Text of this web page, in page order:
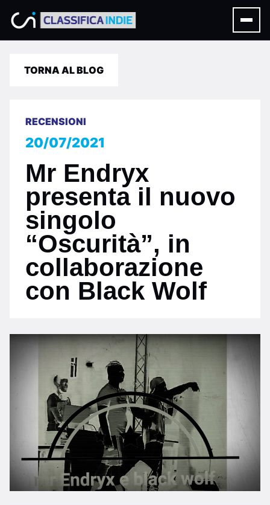
TORNA AL BLOG
RECENSIONI
20/07/2021
Mr Endryx
presenta il nuovo
singolo
“Oscurità”, in
collaborazione
con Black Wolf